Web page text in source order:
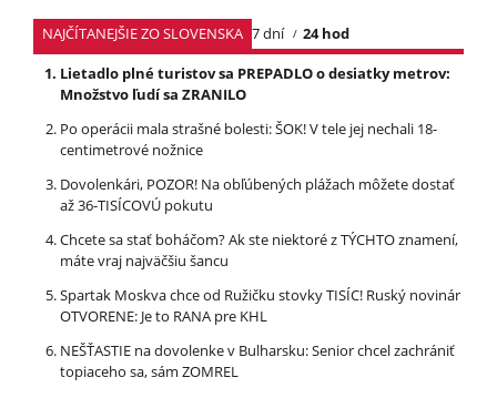
NAJČÍTANEJŠIE ZO SLOVENSKA 7 dní
24 hod
Lietadlo plné turistov sa PREPADLO o desiatky metrov:
Množstvo ľudí sa ZRANILO
Po operácii mala strašné bolesti: ŠOK! V tele jej nechali 18-
centimetrové nožnice
Dovolenkári, POZOR! Na obľúbených plážach môžete dostať
až 36-TISÍCOVÚ pokutu
Chcete sa stať boháčom? Ak ste niektoré z TÝCHTO znamení,
máte vraj najväčšiu šancu
Spartak Moskva chce od Ružičku stovky TISÍC! Ruský novinár
OTVORENE: Je to RANA pre KHL
NEŠŤASTIE na dovolenke v Bulharsku: Senior chcel zachrániť
topiaceho sa, sám ZOMREL